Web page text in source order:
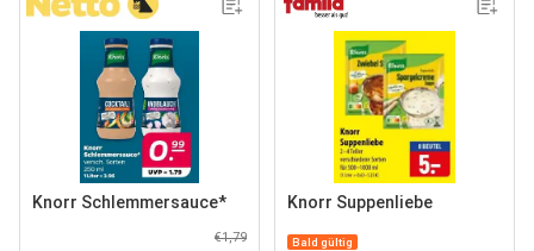
Knorr Schlemmersauce*
€1,79
Knorr Suppenliebe
Bald gültig